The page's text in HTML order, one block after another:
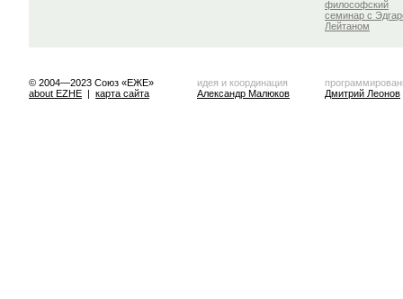
философский
семинар с
Лейтаном
© 2004—2023 Союз «ЕЖЕ»
about EZHE | карта сайта
идея и координация
Александр Малюков
Дмитрий Леонов